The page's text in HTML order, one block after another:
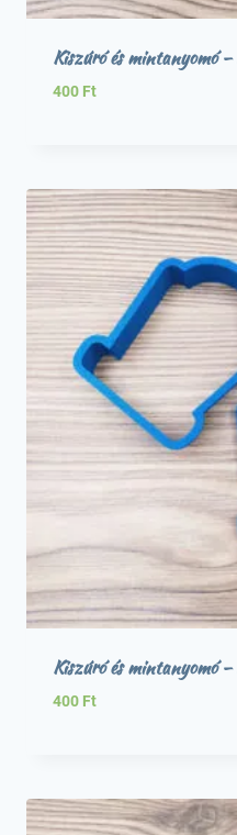
Kiszúró és mintanyomó –
400 Ft
Kiszúró és mintanyomó –
400 Ft